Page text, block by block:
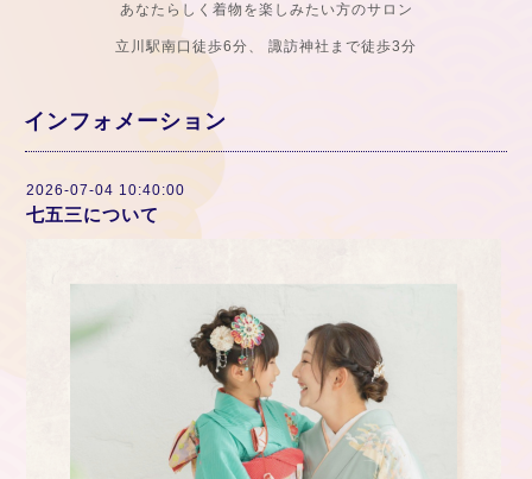
あなたらしく着物を楽しみたい方のサロン
立川駅南口徒歩6分、 諏訪神社まで徒歩3分
インフォメーション
2026-07-04 10:40:00
七五三について